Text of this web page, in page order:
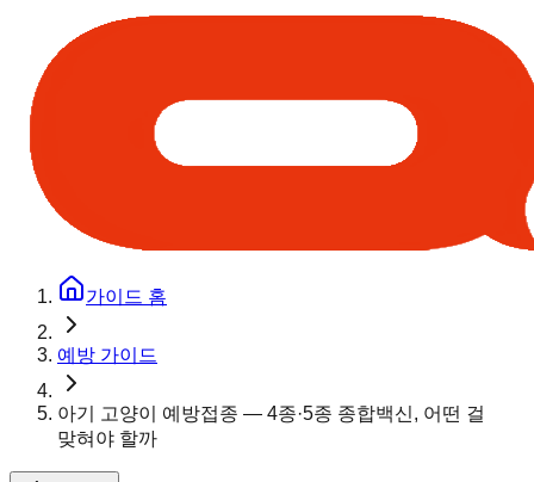
가이드 홈
예방 가이드
아기 고양이 예방접종 — 4종·5종 종합백신, 어떤 걸
맞혀야 할까